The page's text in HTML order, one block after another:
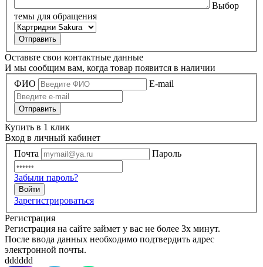
Выбор
темы для обращения
Оставьте свои контактные данные
И мы сообщим вам, когда товар появится в наличии
ФИО
E-mail
Купить в 1 клик
Вход в личный кабинет
Почта
Пароль
Забыли пароль?
Зарегистрироваться
Регистрация
Регистрация на сайте займет у вас не более 3х минут.
После ввода данных необходимо подтвердить адрес
электронной почты.
dddddd